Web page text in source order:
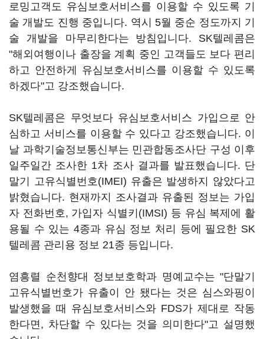
로밍고객도 유심보호서비스를 이용할 수 있도록 기
술 개발도 진행 중입니다. 역시 5월 중순 정도까지 기
술 개발을 마무리한다는 방침입니다. SK텔레콤은
"해외여행이나 출장을 계획 중인 고객들도 보다 편리
하고 안전하게 유심보호서비스를 이용할 수 있도록
하겠다"고 강조했습니다.
SK텔레콤은 무엇보다 유심보호서비스 가입으로 안
심하고 서비스를 이용할 수 있다고 강조했습니다. 이
날 과학기술정보통신부는 민관합동조사단 구성 이후
일주일간 조사한 1차 조사 결과를 발표했습니다. 단
말기 고유식별번호(IMEI) 유출은 발생하지 않았다고
밝혔습니다. 현재까지 조사결과 유출된 정보는 가입
자 전화번호, 가입자 식별키(IMSI) 등 유심 복제에 활
용될 수 있는 4종과 유심 정보 처리 등에 필요한 SK
텔레콤 관리용 정보 21종 등입니다.
염흥렬 순천향대 정보보호학과 명예교수는 "단말기
고유식별번호가 유출이 안 됐다는 것은 심스와핑이
발생했을 때 유심보호서비스와 FDS가 제대로 작동
한다면, 차단할 수 있다는 것을 의미한다"고 설명했